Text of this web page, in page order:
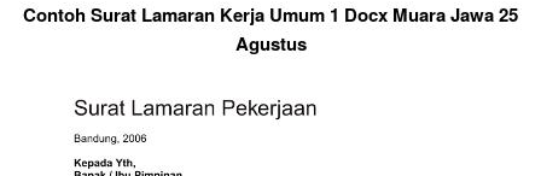
Contoh Surat Lamaran Kerja Umum 1 Docx Muara Jawa 25
Agustus